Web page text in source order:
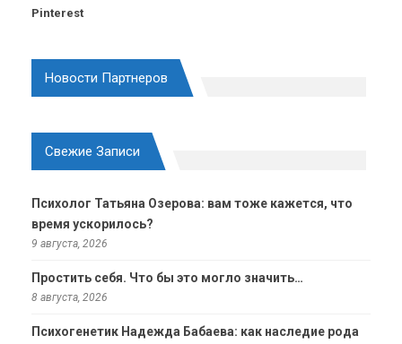
Pinterest
Новости Партнеров
Свежие Записи
Психолог Татьяна Озерова: вам тоже кажется, что
время ускорилось?
9 августа, 2026
Простить себя. Что бы это могло значить…
8 августа, 2026
Психогенетик Надежда Бабаева: как наследие рода